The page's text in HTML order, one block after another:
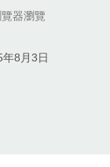
器瀏覽
年8月3日